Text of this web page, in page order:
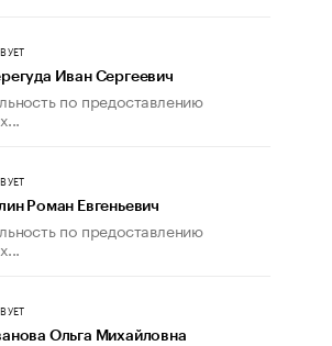
Иван Сергеевич
по предоставлению
Роман Евгеньевич
по предоставлению
Ольга Михайловна